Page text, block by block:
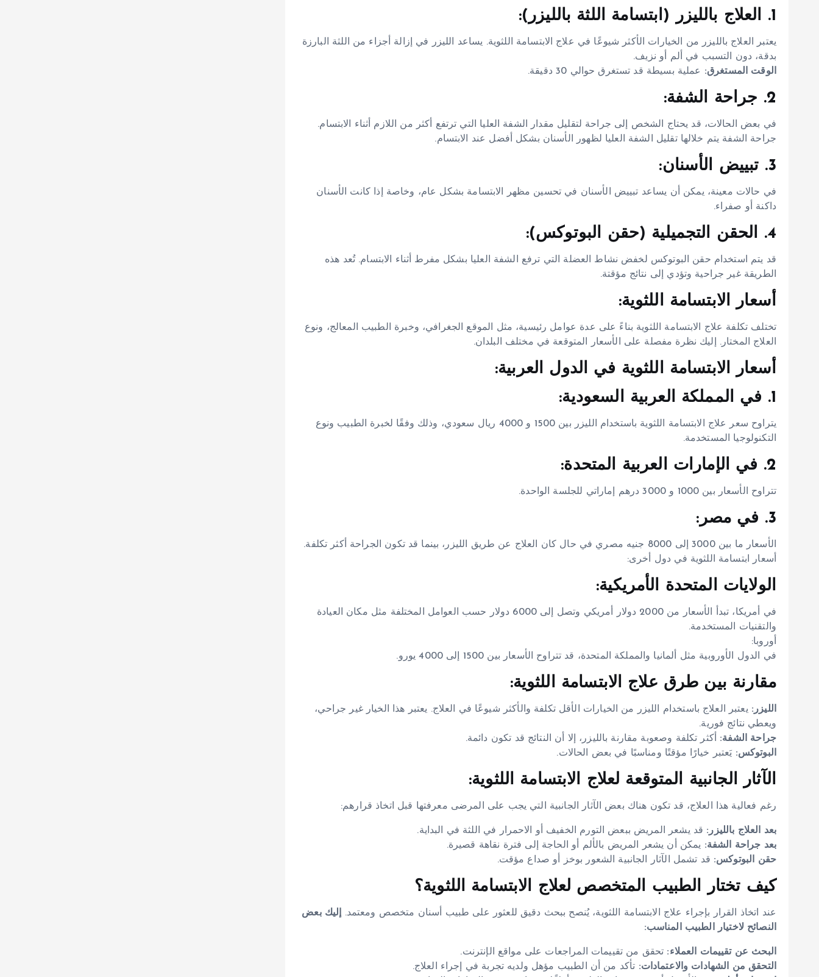
1. العلاج بالليزر (ابتسامة اللثة بالليزر):
يعتبر العلاج بالليزر من الخيارات الأكثر شيوعًا في علاج الابتسامة اللثوية. يساعد الليزر في إزالة أجزاء من اللثة البارزة
بدقة، دون التسبب في ألم أو نزيف.
الوقت المستغرق: عملية بسيطة قد تستغرق حوالي 30 دقيقة.
2. جراحة الشفة:
في بعض الحالات، قد يحتاج الشخص إلى جراحة لتقليل مقدار الشفة العليا التي ترتفع أكثر من اللازم أثناء الابتسام.
جراحة الشفة يتم خلالها تقليل الشفة العليا لظهور الأسنان بشكل أفضل عند الابتسام.
3. تبييض الأسنان:
في حالات معينة، يمكن أن يساعد تبييض الأسنان في تحسين مظهر الابتسامة بشكل عام، وخاصة إذا كانت الأسنان
داكنة أو صفراء.
4. الحقن التجميلية (حقن البوتوكس):
قد يتم استخدام حقن البوتوكس لخفض نشاط العضلة التي ترفع الشفة العليا بشكل مفرط أثناء الابتسام. تُعد هذه
الطريقة غير جراحية وتؤدي إلى نتائج مؤقتة.
أسعار الابتسامة اللثوية:
تختلف تكلفة علاج الابتسامة اللثوية بناءً على عدة عوامل رئيسية، مثل الموقع الجغرافي، وخبرة الطبيب المعالج، ونوع
العلاج المختار. إليك نظرة مفصلة على الأسعار المتوقعة في مختلف البلدان.
أسعار الابتسامة اللثوية في الدول العربية:
1. في المملكة العربية السعودية:
يتراوح سعر علاج الابتسامة اللثوية باستخدام الليزر بين 1500 و 4000 ريال سعودي، وذلك وفقًا لخبرة الطبيب ونوع
التكنولوجيا المستخدمة.
2. في الإمارات العربية المتحدة:
تتراوح الأسعار بين 1000 و 3000 درهم إماراتي للجلسة الواحدة.
3. في مصر:
الأسعار ما بين 3000 إلى 8000 جنيه مصري في حال كان العلاج عن طريق الليزر، بينما قد تكون الجراحة أكثر تكلفة.
أسعار ابتسامة اللثوية في دول أخرى:
الولايات المتحدة الأمريكية:
في أمريكا، تبدأ الأسعار من 2000 دولار أمريكي وتصل إلى 6000 دولار حسب العوامل المختلفة مثل مكان العيادة
والتقنيات المستخدمة.
أوروبا:
في الدول الأوروبية مثل ألمانيا والمملكة المتحدة، قد تتراوح الأسعار بين 1500 إلى 4000 يورو.
مقارنة بين طرق علاج الابتسامة اللثوية:
الليزر: يعتبر العلاج باستخدام الليزر من الخيارات الأقل تكلفة والأكثر شيوعًا في العلاج. يعتبر هذا الخيار غير جراحي،
ويعطي نتائج فورية.
جراحة الشفة: أكثر تكلفة وصعوبة مقارنة بالليزر، إلا أن النتائج قد تكون دائمة.
البوتوكس: يَعتبر خيارًا مؤقتًا ومناسبًا في بعض الحالات.
الآثار الجانبية المتوقعة لعلاج الابتسامة اللثوية:
رغم فعالية هذا العلاج، قد تكون هناك بعض الآثار الجانبية التي يجب على المرضى معرفتها قبل اتخاذ قرارهم:
بعد العلاج بالليزر: قد يشعر المريض ببعض التورم الخفيف أو الاحمرار في اللثة في البداية.
بعد جراحة الشفة: يمكن أن يشعر المريض بالألم أو الحاجة إلى فترة نقاهة قصيرة.
حقن البوتوكس: قد تشمل الآثار الجانبية الشعور بوخز أو صداع مؤقت.
كيف تختار الطبيب المتخصص لعلاج الابتسامة اللثوية؟
عند اتخاذ القرار بإجراء علاج الابتسامة اللثوية، يُنصح ببحث دقيق للعثور على طبيب أسنان متخصص ومعتمد. إليك بعض
النصائح لاختيار الطبيب المناسب:
البحث عن تقييمات العملاء: تحقق من تقييمات المراجعات على مواقع الإنترنت.
التحقق من الشهادات والاعتمادات: تأكد من أن الطبيب مؤهل ولديه تجربة في إجراء العلاج.